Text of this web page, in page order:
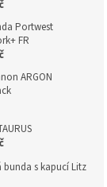
Portwest
FR
ARGON
bunda s kapucí Litz